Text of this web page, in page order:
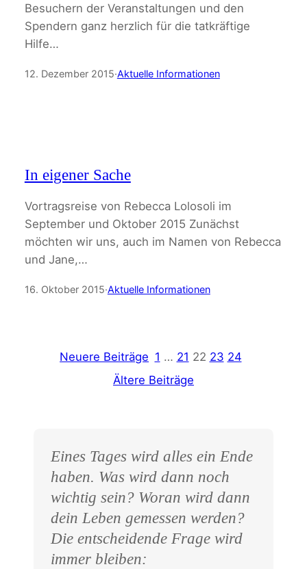
Besuchern der Veranstaltungen und den
Spendern ganz herzlich für die tatkräftige
Hilfe…
12. Dezember 2015·Aktuelle Informationen
In eigener Sache
Vortragsreise von Rebecca Lolosoli im
September und Oktober 2015 Zunächst
möchten wir uns, auch im Namen von Rebecca
und Jane,…
16. Oktober 2015·Aktuelle Informationen
Neuere Beiträge 1 … 21 22 23 24
Ältere Beiträge
Eines Tages wird alles ein Ende
haben. Was wird dann noch
wichtig sein? Woran wird dann
dein Leben gemessen werden?
Die entscheidende Frage wird
immer bleiben: